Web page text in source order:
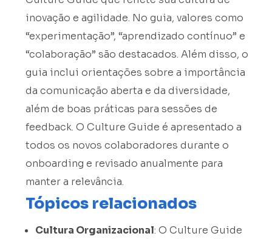
inovação e agilidade. No guia, valores como
“experimentação”, “aprendizado contínuo” e
“colaboração” são destacados. Além disso, o
guia inclui orientações sobre a importância
da comunicação aberta e da diversidade,
além de boas práticas para sessões de
feedback. O Culture Guide é apresentado a
todos os novos colaboradores durante o
onboarding e revisado anualmente para
manter a relevância.
Tópicos relacionados
Cultura Organizacional: O Culture Guide